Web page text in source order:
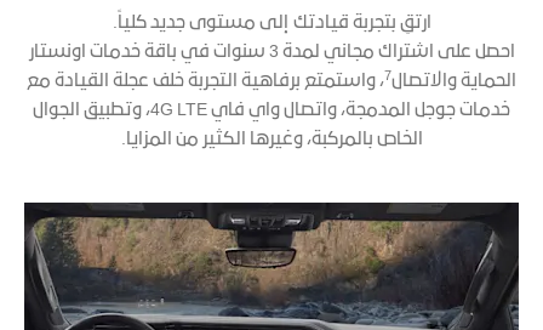
ارتقِ بتجربة قيادتك إلى مستوى جديد كلياً.
احصل على اشتراك مجاني لمدة 3 سنوات في باقة خدمات اونستار
الحماية والاتصال7، واستمتع برفاهية التجربة خلف عجلة القيادة مع
خدمات جوجل المدمجة، واتصال واي فاي 4G LTE، وتطبيق الجوال
الخاص بالمركبة، وغيرها الكثير من المزايا.